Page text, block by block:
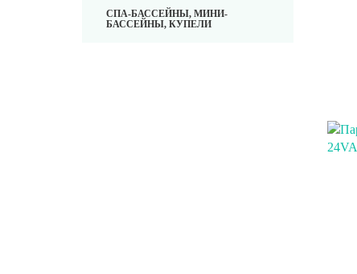
СПА-БАССЕЙНЫ, МИНИ-
БАССЕЙНЫ, КУПЕЛИ